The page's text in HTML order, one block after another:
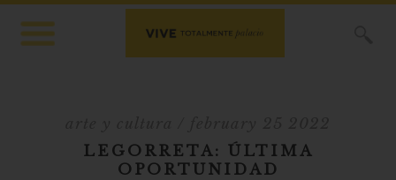
LEGORRETA: ÚLTIMA
OPORTUNIDAD